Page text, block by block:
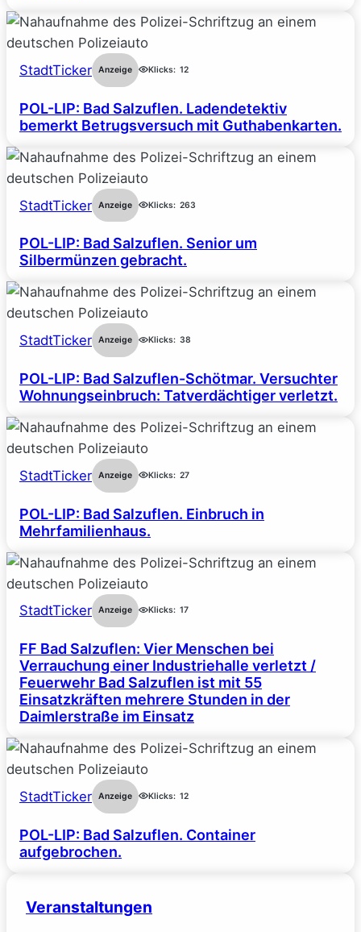
StadtTicker Anzeige Klicks: 12
POL-LIP: Bad Salzuflen. Ladendetektiv
bemerkt Betrugsversuch mit Guthabenkarten.
StadtTicker Anzeige Klicks: 263
POL-LIP: Bad Salzuflen. Senior um
Silbermünzen gebracht.
StadtTicker Anzeige Klicks: 38
POL-LIP: Bad Salzuflen-Schötmar. Versuchter
Wohnungseinbruch: Tatverdächtiger verletzt.
StadtTicker Anzeige Klicks: 27
POL-LIP: Bad Salzuflen. Einbruch in
Mehrfamilienhaus.
StadtTicker Anzeige Klicks: 17
FF Bad Salzuflen: Vier Menschen bei
Verrauchung einer Industriehalle verletzt /
Feuerwehr Bad Salzuflen ist mit 55
Einsatzkräften mehrere Stunden in der
Daimlerstraße im Einsatz
StadtTicker Anzeige Klicks: 12
POL-LIP: Bad Salzuflen. Container
aufgebrochen.
Veranstaltungen